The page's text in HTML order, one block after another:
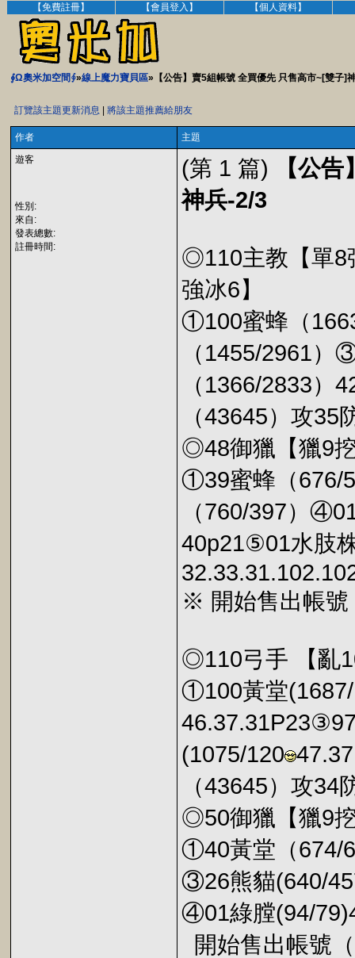
【免費註冊】 【會員登入】 【個人資料】
∮Ω奧米加空間∮»線上魔力寶貝區»【公告】賣5組帳號 全買優先 只售高市~[雙子]
訂覽該主題更新消息 將該主題推薦給朋友
作者
主題
遊客
性別:
來自:
發表總數:
註冊時間:
(第 1 篇)
【公
神兵-2/3
◎110主教【單8
強冰6】
①100蜜蜂（
（1455/2961
（1366/2833）
（43645）攻
◎48御獵【獵9
①39蜜蜂（676/
（760/397）
40p21⑤01水肢
※ 開始售出帳號
◎110弓手 【亂
①100黃堂
(1075/120
（43645）攻34
◎50御獵【獵9
①40黃堂（674/
③26熊貓(640/
④01綠膛(94/
開始售出帳號